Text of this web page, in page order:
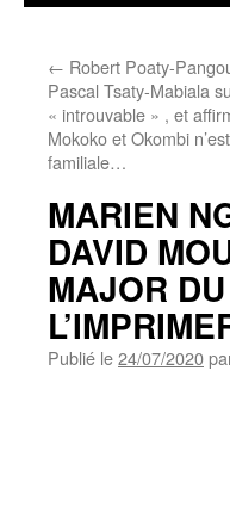
← Robert Poaty-
Pascal Tsaty-Mabiala
« introuvable » , et
Mokoko et Okombi
familiale…
MARIEN
DAVID
MAJOR
Publié le24/07/2020